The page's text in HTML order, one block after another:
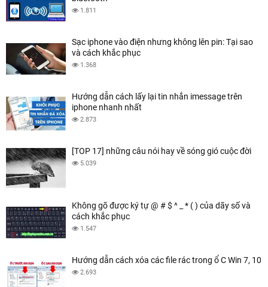
1.811
Sạc iphone vào điện nhưng không lên pin: Tại sao
và cách khắc phục
1.368
Hướng dẫn cách lấy lại tin nhắn imessage trên
iphone nhanh nhất
2.873
[TOP 17] những câu nói hay về sóng gió cuộc đời
5.039
Không gõ được ký tự @ # $ ^ _ * ( ) của dãy số và
cách khắc phục
1.547
Hướng dẫn cách xóa các file rác trong ổ C Win 7, 10
2.693